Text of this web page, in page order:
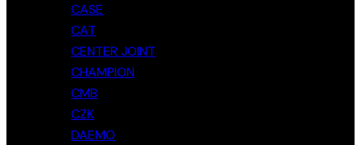
CASE
CAT
CENTER JOINT
CHAMPION
CMB
CZK
DAEMO